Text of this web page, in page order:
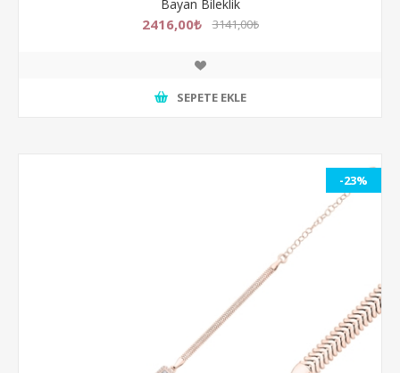
Bayan Bileklik
2416,00₺ 3141,00₺
SEPETE EKLE
-23%